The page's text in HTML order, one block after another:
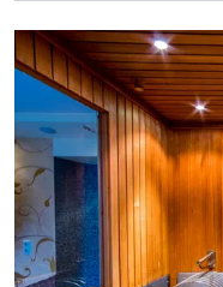
Für 4 Tage
Doppelzimmer
2 Erwachsene und 2